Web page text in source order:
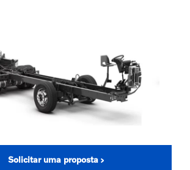
Solicitar uma proposta